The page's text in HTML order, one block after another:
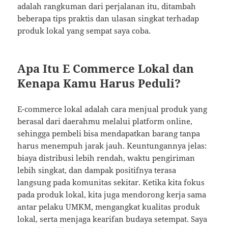
adalah rangkuman dari perjalanan itu, ditambah
beberapa tips praktis dan ulasan singkat terhadap
produk lokal yang sempat saya coba.
Apa Itu E Commerce Lokal dan
Kenapa Kamu Harus Peduli?
E-commerce lokal adalah cara menjual produk yang
berasal dari daerahmu melalui platform online,
sehingga pembeli bisa mendapatkan barang tanpa
harus menempuh jarak jauh. Keuntungannya jelas:
biaya distribusi lebih rendah, waktu pengiriman
lebih singkat, dan dampak positifnya terasa
langsung pada komunitas sekitar. Ketika kita fokus
pada produk lokal, kita juga mendorong kerja sama
antar pelaku UMKM, mengangkat kualitas produk
lokal, serta menjaga kearifan budaya setempat. Saya